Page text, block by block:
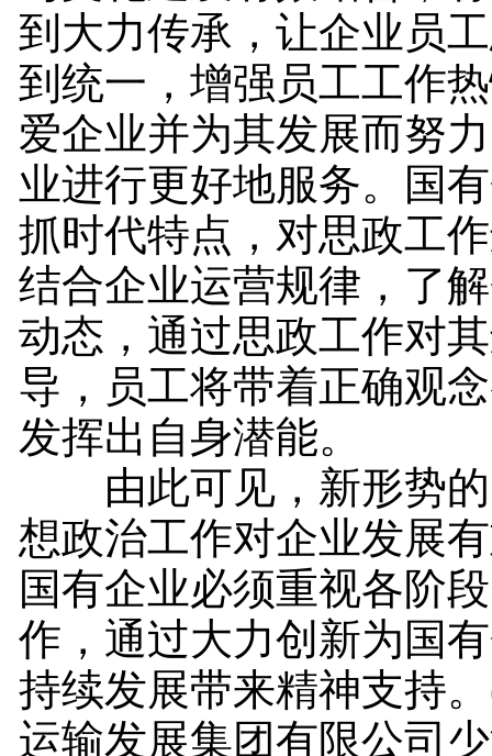
到大力传承，让企业员
到统一，增强员工工作
爱企业并为其发展而努
业进行更好地服务。国
抓时代特点，对思政工
结合企业运营规律，了
动态，通过思政工作对
导，员工将带着正确观
发挥出自身潜能。
由此可见，新形势的
想政治工作对企业发展
国有企业必须重视各阶
作，通过大力创新为国
持续发展带来精神支持
运输发展集团有限公司